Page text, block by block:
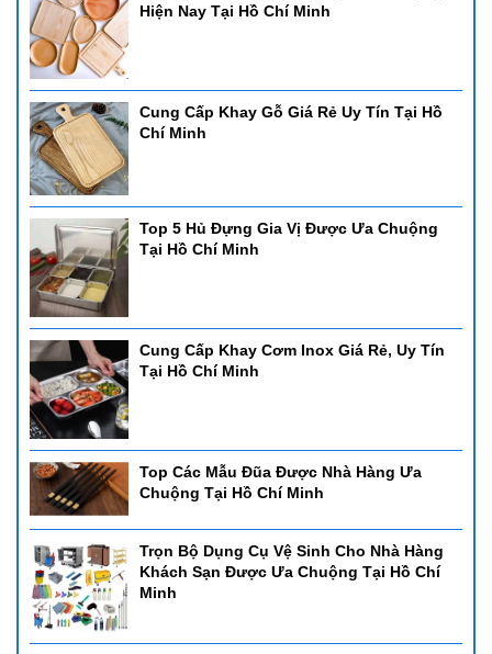
Hiện Nay Tại Hồ Chí Minh
Cung Cấp Khay Gỗ Giá Rẻ Uy Tín Tại Hồ
Chí Minh
Top 5 Hủ Đựng Gia Vị Được Ưa Chuộng
Tại Hồ Chí Minh
Cung Cấp Khay Cơm Inox Giá Rẻ, Uy Tín
Tại Hồ Chí Minh
Top Các Mẫu Đũa Được Nhà Hàng Ưa
Chuộng Tại Hồ Chí Minh
Trọn Bộ Dụng Cụ Vệ Sinh Cho Nhà Hàng
Khách Sạn Được Ưa Chuộng Tại Hồ Chí
Minh